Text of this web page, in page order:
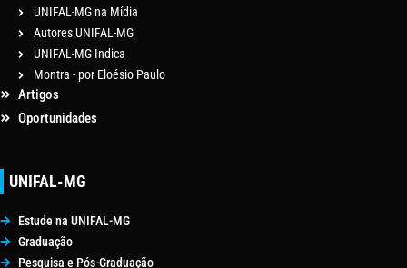
UNIFAL-MG na Mídia
Autores UNIFAL-MG
UNIFAL-MG Indica
Montra - por Eloésio Paulo
Artigos
Oportunidades
UNIFAL-MG
Estude na UNIFAL-MG
Graduação
Pesquisa e Pós-Graduação